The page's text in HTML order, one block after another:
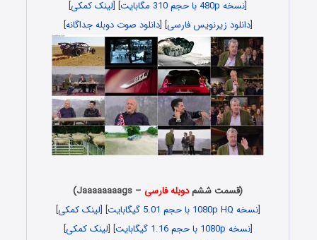
[نسخه 480p با حجم 310 مگابایت ] [لینک کمکی]
[دانلود زیرنویس فارسی] [دانلود صوت دوبله جداگانه]
(قسمت ششمدوبله فارسی – Jaaaaaaaags)
[نسخه 1080p HQ با حجم 5.01 گیگابایت ] [لینک کمکی]
[نسخه 1080p با حجم 1.16 گیگابایت ] [لینک کمکی]